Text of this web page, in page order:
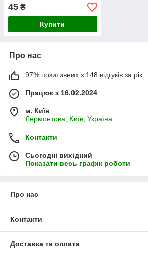
селекціонерами)
45 ₴
Купити
Про нас
97% позитивних з 148 відгуків за рік
Працює з 16.02.2024
м. Київ
Лермонтова, Київ, Україна
Контакти
Сьогодні вихідний
Показати весь графік роботи
Про нас
Контакти
Доставка та оплата